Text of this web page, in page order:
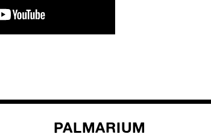
PALMARIUM